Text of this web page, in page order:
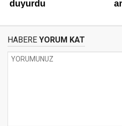
HABERE YORUM KAT